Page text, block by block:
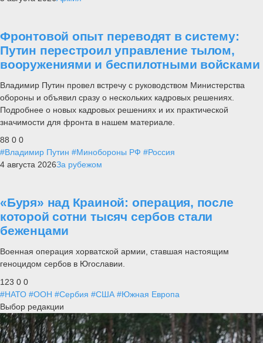
Фронтовой опыт переводят в систему:
Путин перестроил управление тылом,
вооружениями и беспилотными войсками
Владимир Путин провел встречу с руководством Министерства
обороны и объявил сразу о нескольких кадровых решениях.
Подробнее о новых кадровых решениях и их практической
значимости для фронта в нашем материале.
88 0 0
#Владимир Путин #Минобороны РФ #Россия
4 августа 2026За рубежом
«Буря» над Краиной: операция, после
которой сотни тысяч сербов стали
беженцами
Военная операция хорватской армии, ставшая настоящим
геноцидом сербов в Югославии.
123 0 0
#НАТО #ООН #Сербия #США #Южная Европа
Выбор редакции